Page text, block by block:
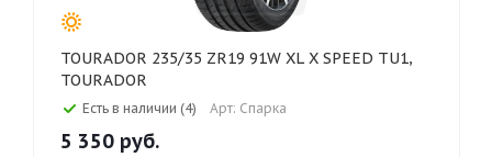
TOURADOR 235/35 ZR19 91W XL X SPEED TU1,
TOURADOR
Есть в наличии (4) Арт: Спарка
5 350 руб.